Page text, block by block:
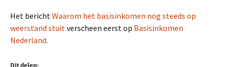
Het berichtWaarom het basisinkomen nog steeds op
weerstand stuitverscheen eerst op Basisinkomen
Nederland.
Dit delen: